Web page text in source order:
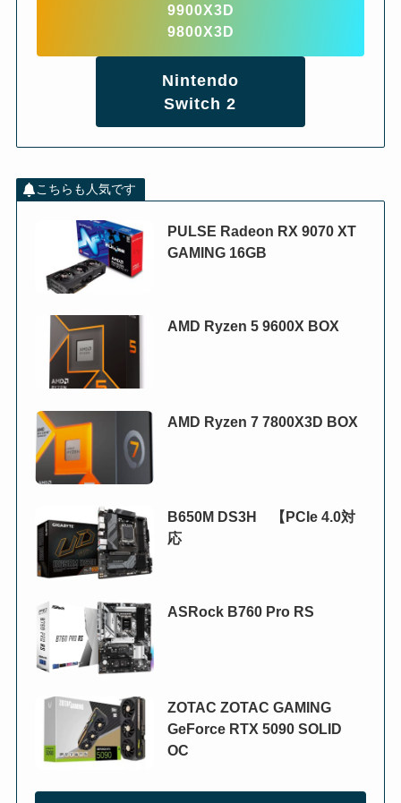
9900X3D
9800X3D
Nintendo
Switch 2
こちらも人気です
PULSE Radeon RX 9070 XT
GAMING 16GB
AMD Ryzen 5 9600X BOX
AMD Ryzen 7 7800X3D BOX
B650M DS3H 【PCIe 4.0対
応
ASRock B760 Pro RS
ZOTAC ZOTAC GAMING
GeForce RTX 5090 SOLID
OC